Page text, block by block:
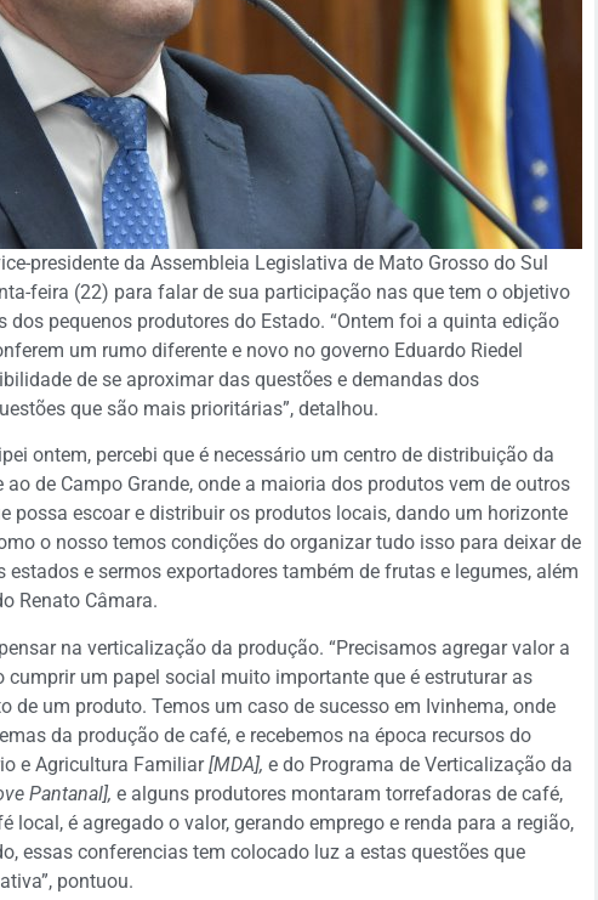
presidente da Assembleia Legislativa de Mato Grosso do Sul
feira (22) para falar de sua participação nas que tem o objetivo
dos pequenos produtores do Estado. “Ontem foi a quinta edição
um rumo diferente e novo no governo Eduardo Riedel
de se aproximar das questões e demandas dos
que são mais prioritárias”, detalhou.
ontem, percebi que é necessário um centro de distribuição da
de Campo Grande, onde a maioria dos produtos vem de outros
possa escoar e distribuir os produtos locais, dando um horizonte
o nosso temos condições do organizar tudo isso para deixar de
e sermos exportadores também de frutas e legumes, além
Renato Câmara.
na verticalização da produção. “Precisamos agregar valor a
cumprir um papel social muito importante que é estruturar as
de um produto. Temos um caso de sucesso em Ivinhema, onde
da produção de café, e recebemos na época recursos do
e Agricultura Familiar[MDA], e do Programa de Verticalização da
Pantanal], e alguns produtores montaram torrefadoras de café,
local, é agregado o valor, gerando emprego e renda para a região,
essas conferencias tem colocado luz a estas questões que
pontuou.